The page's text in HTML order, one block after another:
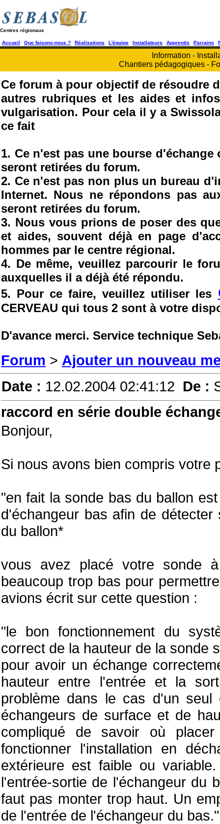
Centres régionaux
Accueil Que faisons-nous ? Réalisations L'équipe Installateurs Apprentis Parrains
Information -
Chantiers pédagogiques -
Ce forum à pour objectif de résoudre
autres rubriques et les aides et
vulgarisation. Pour cela il y a
ce fait
1. Ce n'est pas une bourse
seront retirées du forum.
2. Ce n'est pas non plus un bureau
Internet. Nous ne répondons pas
seront retirées du forum.
3. Nous vous prions de poser des
et aides, souvent déjà en page
hommes par le centre régional.
4. De même, veuillez parcourir le
auxquelles il a déjà été répondu.
5. Pour ce faire, veuillez utiliser les
CERVEAU qui tous 2 sont à votre
D'avance merci. Service technique
Forum > Ajouter un nouveau
Date : 12.02.2004 02:41:12 De :
raccord en série double
Bonjour,
Si nous avons bien compris votre
"en fait la sonde bas du ballon
d'échangeur bas afin de
du ballon*
vous avez placé votre sonde
beaucoup trop bas pour
avions écrit sur cette question :
"le bon fonctionnement du
correct de la hauteur de la sonde
pour avoir un échange
hauteur entre l'entrée et la
problème dans le cas d'un
échangeurs de surface et de
compliqué de savoir où
fonctionner l'installation en
extérieure est faible ou
l'entrée-sortie de l'échangeur du
faut pas monter trop haut. Un
de l'entrée de l'échangeur du bas."